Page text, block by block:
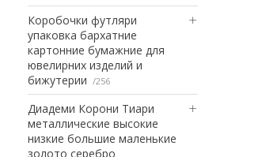
Коробочки футляри
упаковка бархатние
картонние бумажние для
ювелирних изделий и
бижутерии
256
Диадеми Корони Тиари
металлические высокие
низкие большие маленькие
золото серебро